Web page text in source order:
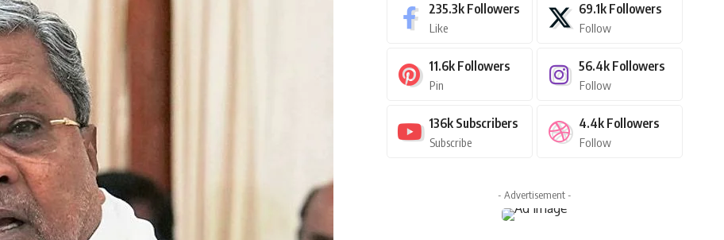
235.3k Followers
Like
69.1k Followers
Follow
11.6k Followers
Pin
56.4k Followers
Follow
136k Subscribers
Subscribe
4.4k Followers
Follow
- Advertisement -